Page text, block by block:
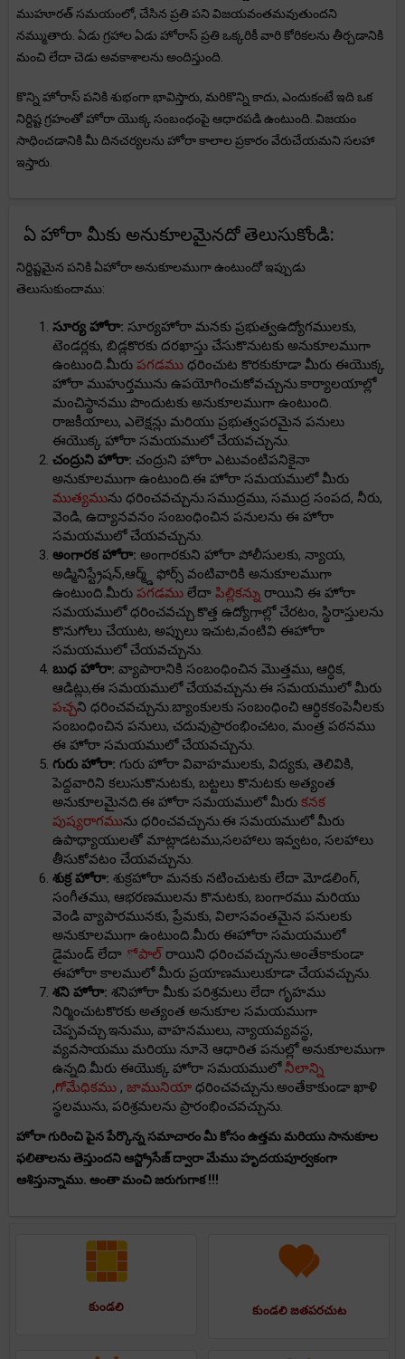
ముహూరత్ సమయంలో, చేసిన ప్రతి పని విజయవంతమవుతుందని
నమ్ముతారు. ఏడు గ్రహాల ఏడు హోరాస్ ప్రతి ఒక్కరికీ వారి కోరికలను తీర్చడానికి
మంచి లేదా చెడు అవకాశాలను అందిస్తుంది.
కొన్ని హోరాస్ పనికి శుభంగా భావిస్తారు, మరికొన్ని కాదు, ఎందుకంటే ఇది ఒక
నిర్దిష్ట గ్రహంతో హోరా యొక్క సంబంధంపై ఆధారపడి ఉంటుంది. విజయం
సాధించడానికి మీ దినచర్యలను హోరా కాలాల ప్రకారం వేరుచేయమని సలహా
ఇస్తారు.
ఏ హోరా మీకు అనుకూలమైనదో తెలుసుకోండి:
నిర్దిష్టమైన పనికి ఏహోరా అనుకూలముగా ఉంటుందో ఇప్పుడు
తెలుసుకుందాము:
సూర్య హోరా: సూర్యహోరా మనకు ప్రభుత్వఉద్యోగములకు,
టెండర్లకు, బిడ్లకొరకు దరఖాస్తు చేసుకొనుటకు అనుకూలముగా
ఉంటుంది.మీరు పగడము ధరించుట కొరకుకూడా మీరు ఈయొక్క
హోరా ముహుర్తమును ఉపయోగించుకోవచ్చును.కార్యాలయాల్లో
మంచిస్థానము పొందుటకు అనుకూలముగా ఉంటుంది.
రాజకీయాలు, ఎలెక్షన్లు మరియు ప్రభుత్వపరమైన పనులు
ఈయొక్క హోరా సమయములో చేయవచ్చును.
చంద్రుని హోరా: చంద్రుని హోరా ఎటువంటిపనికైనా
అనుకూలముగా ఉంటుంది.ఈ హోరా సమయములో మీరు
ముత్యమును ధరించవచ్చును.సముద్రము, సముద్ర సంపద, నీరు,
వెండి, ఉద్యానవనం సంబంధించిన పనులను ఈ హోరా
సమయములో చేయవచ్చును.
అంగారక హోరా: అంగారకుని హోరా పోలీసులకు, న్యాయ,
అడ్మినిస్ట్రేషన్,ఆర్మ్డ్ ఫోర్స్ వంటివారికి అనుకూలముగా
ఉంటుంది.మీరు పగడము లేదా పిల్లికన్ను రాయిని ఈ హోరా
సమయములో ధరించవచ్చు.కొత్త ఉద్యోగాల్లో చేరటం, స్థిరాస్తులను
కొనుగోలు చేయుట, అప్పులు ఇచుట,వంటివి ఈహోరా
సమయములో చేయవచ్చును.
బుధ హోరా: వ్యాపారానికి సంబంధించిన మొత్తము, ఆర్ధిక,
ఆడిట్లు,ఈ సమయములో చేయవచ్చును.ఈ సమయములో మీరు
పచ్చని ధరించవచ్చును.బ్యాంకులకు సంబంధించి ఆర్ధికకంపెనీలకు
సంబంధించిన పనులు, చదువుప్రారంభించటం, మంత్ర పఠనము
ఈ హోరా సమయములో చేయవచ్చును.
గురు హోరా: గురు హోరా వివాహములకు, విద్యకు, తెలివికి,
పెద్దవారిని కలుసుకొనుటకు, బట్టలు కొనుటకు అత్యంత
అనుకూలమైనది.ఈ హోరా సమయములో మీరు కనక
పుష్యరాగమును ధరించవచ్చును.ఈ సమయములో మీరు
ఉపాధ్యాయులతో మాట్లాడటము,సలహాలు ఇవ్వటం, సలహాలు
తీసుకోవటం చేయవచ్చును.
శుక్ర హోరా: శుక్రహోరా మనకు నటించుటకు లేదా మోడలింగ్,
సంగీతము, ఆభరణములను కొనుటకు, బంగారము మరియు
వెండి వ్యాపారమునకు, ప్రేమకు, విలాసవంతమైన పనులకు
అనుకూలముగా ఉంటుంది.మీరు ఈహోరా సమయములో
డైమండ్ లేదా ోపాల్ రాయిని ధరించవచ్చును.అంతేకాకుండా
ఈహోరా కాలములో మీరు ప్రయాణములుకూడా చేయవచ్చును.
శని హోరా: శనిహోరా మీకు పరిశ్రమలు లేదా గృహము
నిర్మించుటకొరకు అత్యంత అనుకూల సమయముగా
చెప్పవచ్చు.ఇనుము, వాహనములు, న్యాయవ్యవస్థ,
వ్యవసాయము మరియు నూనె ఆధారిత పనుల్లో అనుకూలముగా
ఉన్నది.మీరు ఈయొక్క హోరా సమయములోనీలాన్ని
,గోమేధికము , జామునియా ధరించవచ్చును.అంతేకాకుండా ఖాళి
స్థలమును, పరిశ్రమలను ప్రారంభించవచ్చును.
హోరా గురించి పైన పేర్కొన్న సమాచారం మీ కోసం ఉత్తమ మరియు సానుకూల
ఫలితాలను తెస్తుందని ఆస్ట్రోసేజ్ ద్వారా మేము హృదయపూర్వకంగా
ఆశిస్తున్నాము. అంతా మంచి జరుగుగాక !!!
కుండలి కుండలి జతపరచుట